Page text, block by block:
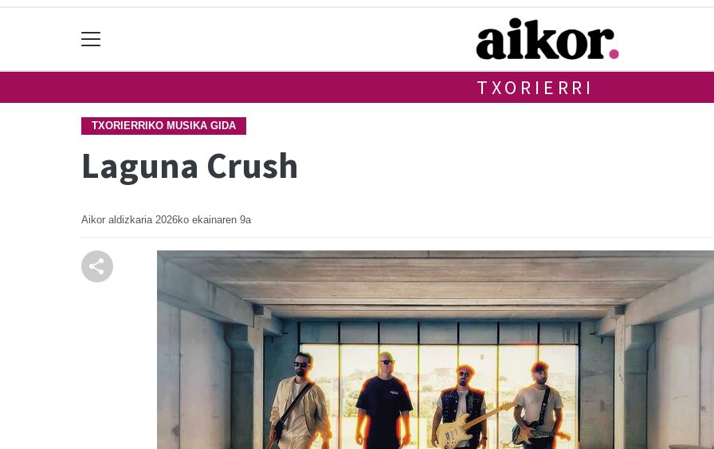
TXORIERRI
TXORIERRIKO MUSIKA GIDA
Laguna Crush
Aikor aldizkaria 2026ko ekainaren 9a